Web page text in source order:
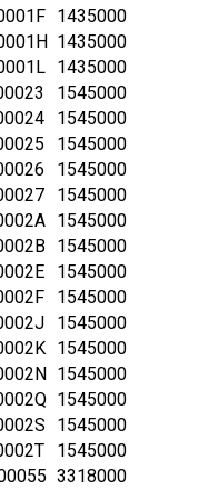
1435000
1435000
1435000
1545000
1545000
1545000
1545000
1545000
1545000
1545000
1545000
1545000
1545000
1545000
1545000
1545000
1545000
1545000
3318000